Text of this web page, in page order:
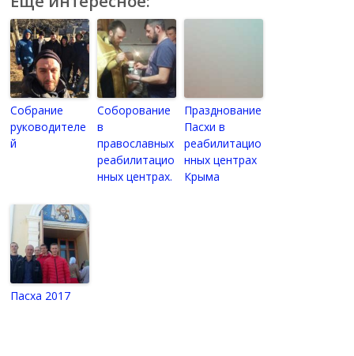
Собрание
руководителе
й
Соборование
в
православных
реабилитацио
нных центрах.
Празднование
Пасхи в
реабилитацио
нных центрах
Крыма
Пасха 2017